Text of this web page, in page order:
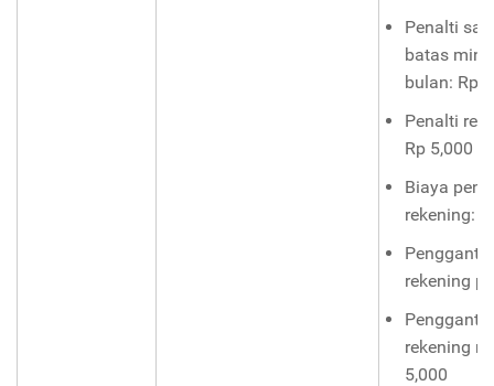
Penalti
batas
bulan: Rp
Penalti
Rp 5,000
Biaya
rekening:
rekening
rekening
5,000